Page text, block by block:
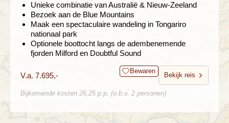
Unieke combinatie van Australië & Nieuw-Zeeland
Bezoek aan de Blue Mountains
Maak een spectaculaire wandeling in Tongariro
nationaal park
Optionele boottocht langs de adembenemende
fjorden Milford en Doubtful Sound
V.a. 7.695,- Bewaren
Bekijk reis
Bijkomende kosten 26,25 p.p. (o.b.v. 2 personen)